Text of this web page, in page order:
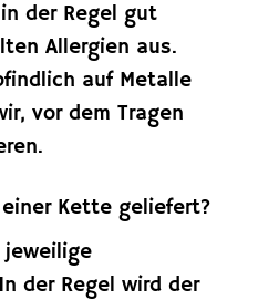
der Regel gut
Allergien aus.
auf Metalle
vor dem Tragen
Kette geliefert?
der Regel wird der